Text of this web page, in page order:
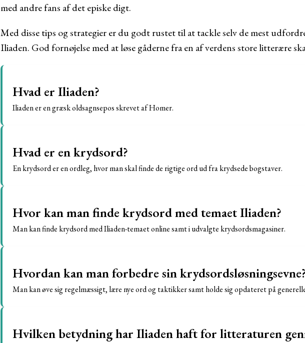
med andre fans af det episke digt.
Med disse tips og strategier er du godt rustet til at tackle selv de mest
Iliaden. God fornøjelse med at løse gåderne fra en af verdens store litterære
Hvad er Iliaden?
Iliaden er en græsk oldsagnsepos skrevet af Homer.
Hvad er en krydsord?
En krydsord er en ordleg, hvor man skal finde de rigtige ord ud fra krydsede bogstaver.
Hvor kan man finde krydsord med temaet Iliaden?
Man kan finde krydsord med Iliaden-temaet online samt i udvalgte krydsordsmagasiner.
Hvordan kan man forbedre sin
Man kan øve sig regelmæssigt, lære nye ord og taktikker samt holde sig opdateret på
Hvilken betydning har Iliaden haft for litteraturen